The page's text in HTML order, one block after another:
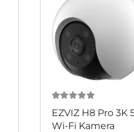
EZVIZ H8 Pro 3K
Wi-Fi Kamera